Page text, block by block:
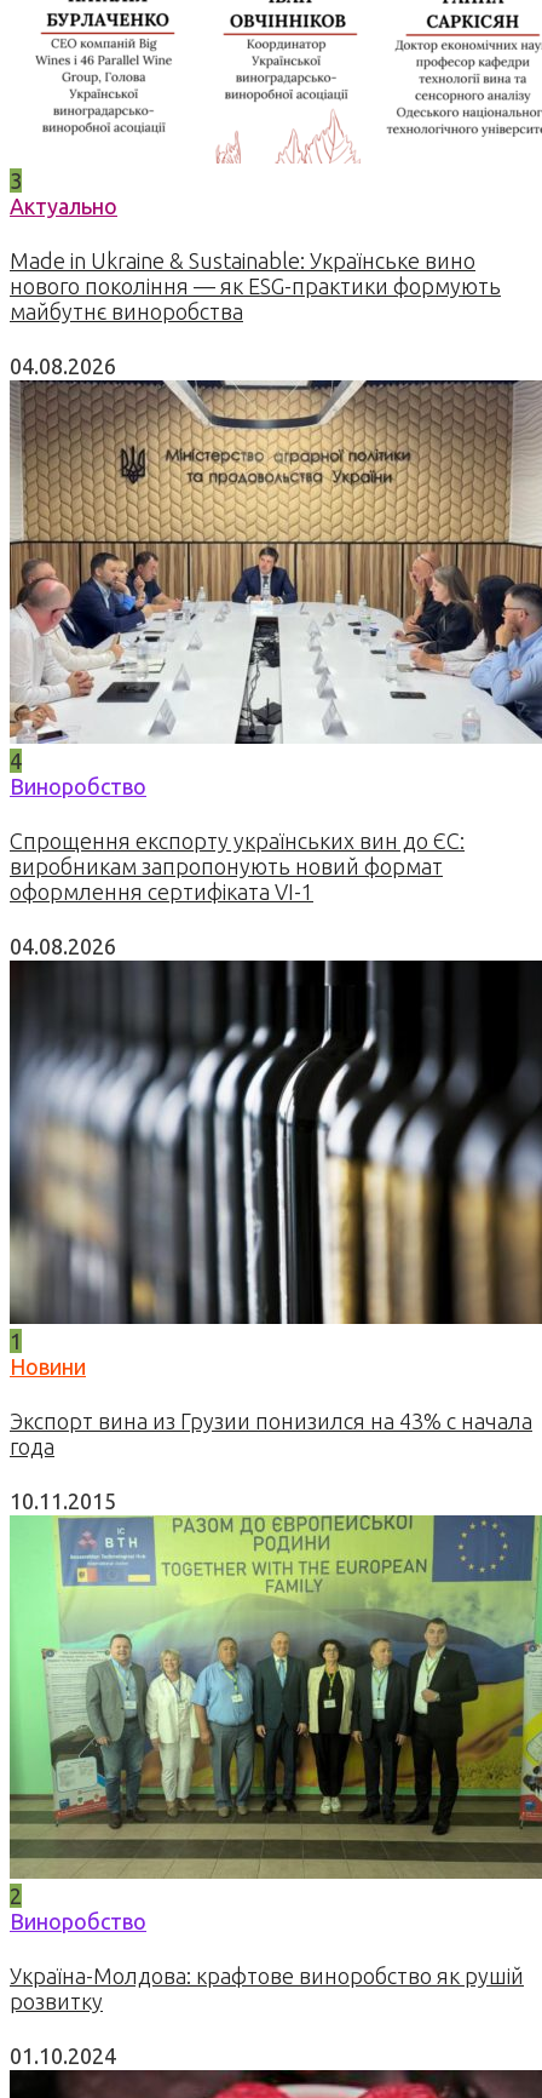
3
Актуально
Made in Ukraine & Sustainable: Українське вино
нового покоління — як ESG-практики формують
майбутнє виноробства
04.08.2026
4
Виноробство
Спрощення експорту українських вин до ЄС:
виробникам запропонують новий формат
оформлення сертифіката VI-1
04.08.2026
1
Новини
Экспорт вина из Грузии понизился на 43% с начала
года
10.11.2015
2
Виноробство
Україна-Молдова: крафтове виноробство як рушій
розвитку
01.10.2024